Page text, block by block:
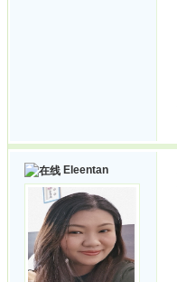
Eleentan